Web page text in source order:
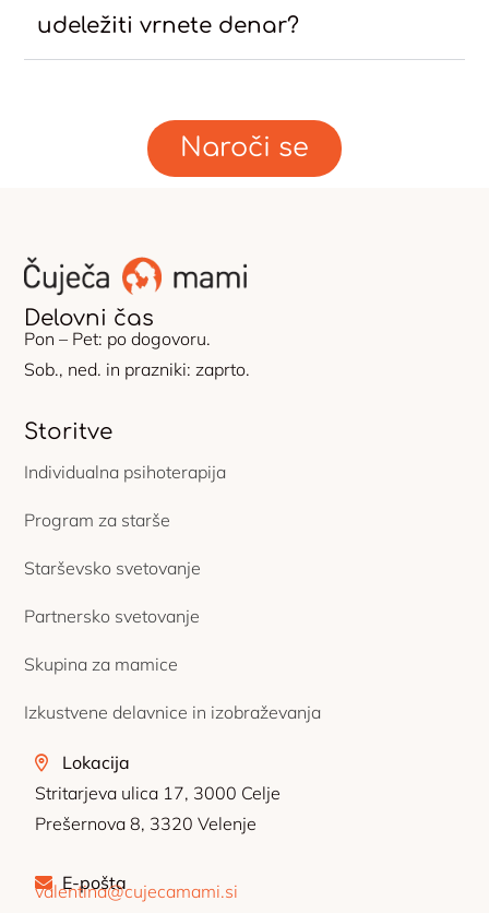
udeležiti vrnete denar?
Naroči se
Delovni čas
Pon – Pet: po dogovoru.
Sob., ned. in prazniki: zaprto.
Storitve
Individualna psihoterapija
Program za starše
Starševsko svetovanje
Partnersko svetovanje
Skupina za mamice
Izkustvene delavnice in izobraževanja
Lokacija
Stritarjeva ulica 17, 3000 Celje
Prešernova 8, 3320 Velenje
E-pošta
valentina@cujecamami.si